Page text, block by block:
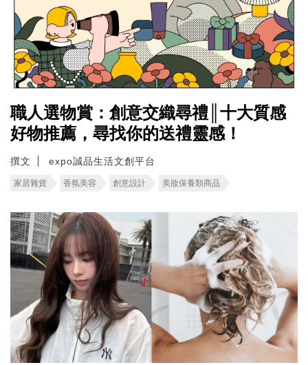
職人選物賞：創意交織尋禮║十大質感
好物推薦，尋找你的送禮靈感！
撰文 expo誠品生活文創平台
家居雜貨 香氛美容 創意設計 美妝保養類商品